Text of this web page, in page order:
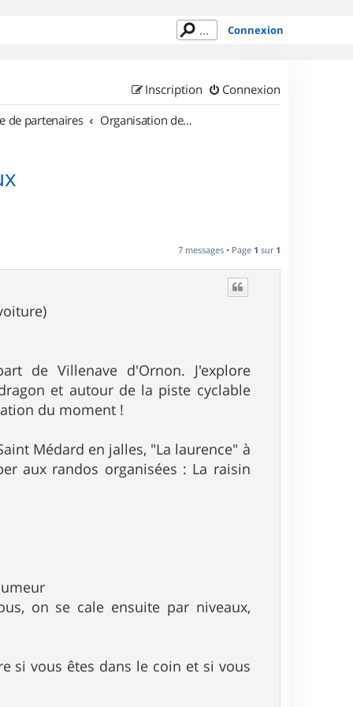
Connexion
Connexion
Inscription
de partenaires Organisation de sorties en région Aquitaine
7 messages • Page 1 sur 1
de Villenave d'Ornon. J'explore
et autour de la piste cyclable
du moment !
Médard en jalles, "La laurence" à
aux randos organisées : La raisin
on se cale ensuite par niveaux,
si vous êtes dans le coin et si vous